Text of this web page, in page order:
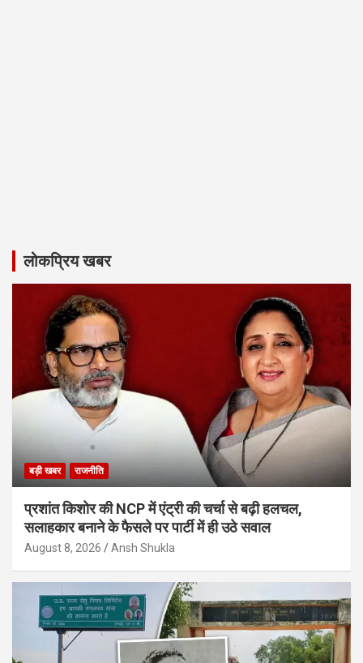
लोकप्रिय खबर
बड़ी खबर राजनीति
प्रशांत किशोर की NCP में एंट्री की चर्चा से बढ़ी हलचल,
सलाहकार बनाने के फैसले पर पार्टी में ही उठे सवाल
August 8, 2026 Ansh Shukla